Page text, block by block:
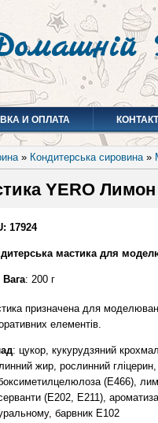
И ОПЛАТА
» Кондитерська сировина»
YERO
17924
мастика для
Вага: 200 г
призначена для
елементів.
: цукор, кукурудзяний
жир, рослинний гліцерин,
(Е466),
(Е202, Е211),
барвник Е102